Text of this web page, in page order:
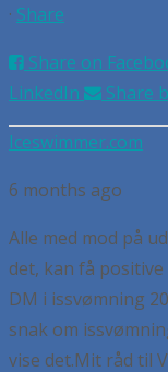
· Share
Share on
LinkedIn
Share
Iceswimmer.com
6 months ago
Alle med mod på
det, kan få
DM i issvømning
snak om
vise det.Mit råd til